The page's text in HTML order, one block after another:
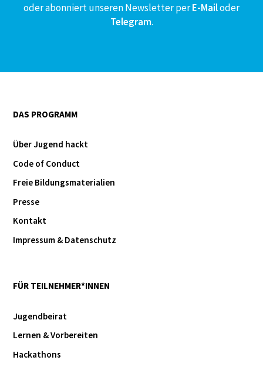
oder abonniert unseren Newsletter perE-Mailoder
Telegram.
DAS PROGRAMM
Über Jugend hackt
Code of Conduct
Freie Bildungsmaterialien
Presse
Kontakt
Impressum & Datenschutz
FÜR TEILNEHMER*INNEN
Jugendbeirat
Lernen & Vorbereiten
Hackathons